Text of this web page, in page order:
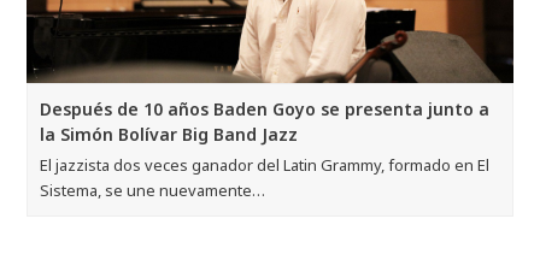
Después de 10 años Baden Goyo se presenta junto a
la Simón Bolívar Big Band Jazz
El jazzista dos veces ganador del Latin Grammy, formado en El
Sistema, se une nuevamente…